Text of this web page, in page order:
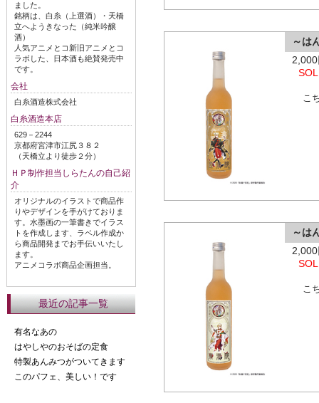
～は
こ
～は
こ
ました。
銘柄は、白糸（上選酒）・天橋
立へようきなった（純米吟醸
酒）
人気アニメとコ新旧アニメとコ
ラボした、日本酒も絶賛発売中
です。
会社
白糸酒造株式会社
白糸酒造本店
629－2244
京都府宮津市江尻３８２
（天橋立より徒歩２分）
ＨＰ制作担当しらたんの自己紹
介
オリジナルのイラストで商品作
りやデザインを手がけておりま
す。水墨画の一筆書きでイラス
トを作成します、ラベル作成か
ら商品開発までお手伝いいたし
ます。
アニメコラボ商品企画担当。
最近の記事一覧
有名なあの
はやしやのおそばの定食
特製あんみつがついてきます
このパフェ、美しい！です